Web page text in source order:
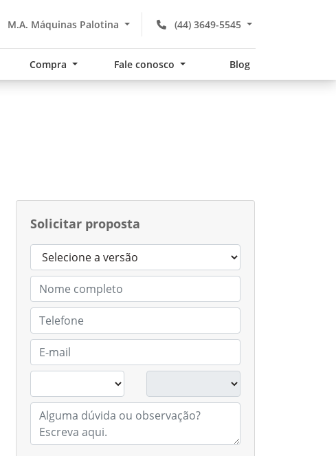
(44) 3649-5545
M.A. Máquinas Palotina
Compra Fale conosco Blog
Solicitar proposta